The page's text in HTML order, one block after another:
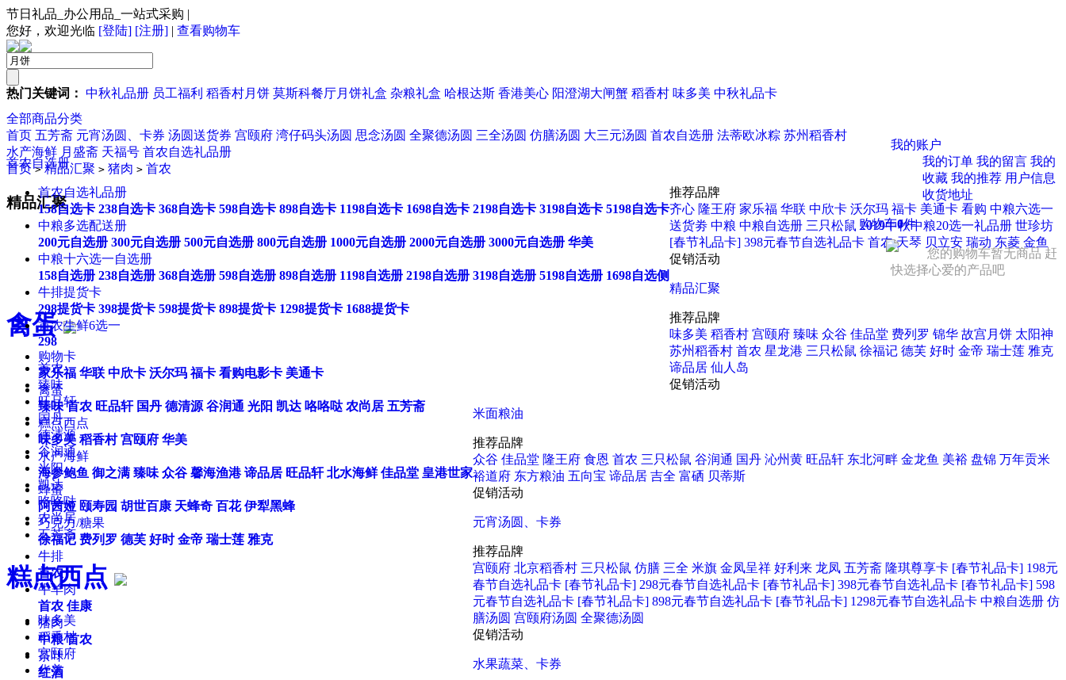
节日礼品_办公用品_一站式采购 |
您好，欢迎光临 [登陆] [注册] | 查看购物车
热门关键词： 中秋礼品册 员工福利 稻香村月饼 莫斯科餐厅月饼礼盒 杂粮礼盒 哈根达斯 香港美心 阳澄湖大闸蟹 稻香村 味多美 中秋礼品卡
我的账户
我的订单 我的留言 我的
收藏 我的推荐 用户信息
收货地址
购物车0件
您的购物车暂无商品 赶
快选择心爱的产品吧
全部商品分类
首农自选册
首农自选礼品册
158自选卡 238自选卡 368自选卡 598自选卡 898自选卡 1198自选卡 1698自选卡 2198自选卡 3198自选卡 5198自选卡
中粮多选配送册
200元自选册 300元自选册 500元自选册 800元自选册 1000元自选册 2000元自选册 3000元自选册 华美
中粮十六选一自选册
158自选册 238自选册 368自选册 598自选册 898自选册 1198自选册 2198自选册 3198自选册 5198自选册 1698自选侧
牛排提货卡
298提货卡 398提货卡 598提货卡 898提货卡 1298提货卡 1688提货卡
首农生鲜6选一
298
购物卡
家乐福 华联 中欣卡 沃尔玛 福卡 看购电影卡 美通卡
推荐品牌
齐心 隆王府 家乐福 华联 中欣卡 沃尔玛 福卡 美通卡 看购 中粮六选一
送货劵 中粮 中粮自选册 三只松鼠 2019中秋中粮20选一礼品册 世珍坊
[春节礼品卡] 398元春节自选礼品卡 首农 天琴 贝立安 瑞动 东菱 金鱼
促销活动
精品汇聚
禽蛋
臻味 首农 旺品轩 国丹 德清源 谷润通 光阳 凯达 咯咯哒 农尚居 五芳斋
糕点西点
味多美 稻香村 宫颐府 华美
水产海鲜
海参鲍鱼 御之满 臻味 众谷 馨海渔港 谛品居 旺品轩 北水海鲜 佳品堂 皇港世家
蜂蜜
阿茜娅 颐寿园 胡世百康 天蜂奇 百花 伊犁黑蜂
巧克力/糖果
徐福记 费列罗 德芙 好时 金帝 瑞士莲 雅克
牛排
首农
牛羊肉
首农 佳康
猪肉
中粮 首农
茶叶
红酒
推荐品牌
味多美 稻香村 宫颐府 臻味 众谷 佳品堂 费列罗 锦华 故宫月饼 太阳神
苏州稻香村 首农 星龙港 三只松鼠 徐福记 德芙 好时 金帝 瑞士莲 雅克
谛品居 仙人岛
促销活动
米面粮油
推荐品牌
众谷 佳品堂 隆王府 食恩 首农 三只松鼠 谷润通 国丹 沁州黄 旺品轩 东北河畔 金龙鱼 美裕 盘锦 万年贡米
裕道府 东方粮油 五向宝 谛品居 吉全 富硒 贝蒂斯
促销活动
元宵汤圆、卡券
推荐品牌
宫颐府 北京稻香村 三只松鼠 仿膳 三全 米旗 金凤呈祥 好利来 龙凤 五芳斋 隆琪尊享卡 [春节礼品卡] 198元
春节自选礼品卡 [春节礼品卡] 298元春节自选礼品卡 [春节礼品卡] 398元春节自选礼品卡 [春节礼品卡] 598
元春节自选礼品卡 [春节礼品卡] 898元春节自选礼品卡 [春节礼品卡] 1298元春节自选礼品卡 中粮自选册 仿
膳汤圆 宫颐府汤圆 全聚德汤圆
促销活动
水果蔬菜、卡券
首页 五芳斋 元宵汤圆、卡券 汤圆送货券 宫颐府 湾仔码头汤圆 思念汤圆 全聚德汤圆 三全汤圆 仿膳汤圆 大三元汤圆 首农自选册 法蒂欧冰粽 苏州稻香村
水产海鲜 月盛斋 天福号 首农自选礼品册
首页 > 精品汇聚 > 猪肉 > 首农
精品汇聚
禽蛋
首农
臻味
旺品轩
国丹
德清源
谷润通
光阳
凯达
咯咯哒
农尚居
五芳斋
糕点西点
味多美
稻香村
宫颐府
华美